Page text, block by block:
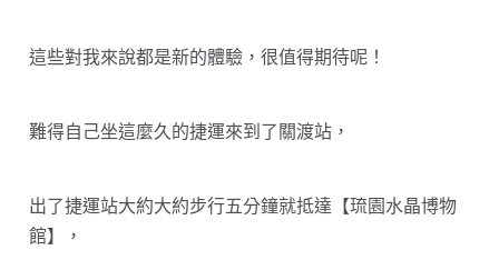
這些對我來說都是新的體驗，很值得期待呢！
難得自己坐這麼久的捷運來到了關渡站，
出了捷運站大約大約步行五分鐘就抵達【琉園水晶博物
館】，